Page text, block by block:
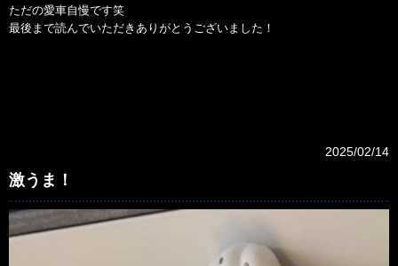
ただの愛車自慢です笑
最後まで読んでいただきありがとうございました！
2025/02/14
激うま！